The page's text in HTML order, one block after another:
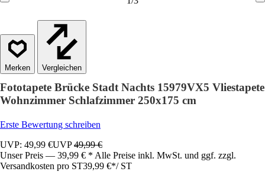
Vergleichen
Fototapete Brücke Stadt Nachts 15979VX5 Vliestapete
Wohnzimmer Schlafzimmer 250x175 cm
Erste Bewertung schreiben
UVP: 49,99 €UVP49,99 €
Unser Preis — 39,99 € * Alle Preise inkl. MwSt. und ggf. zzgl.
Versandkosten pro ST39,99 €*/ ST